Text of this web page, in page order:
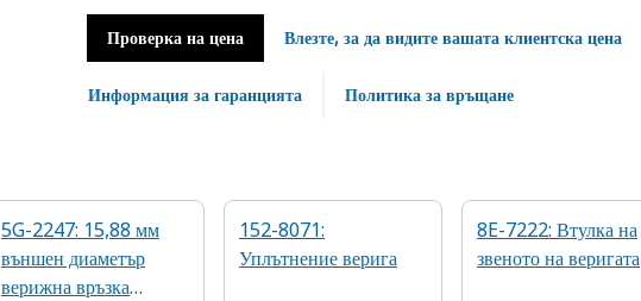
Проверка на цена Влезте, за да видите вашата клиентска цена
Информация за гаранцията Политика за връщане
5G-2247: 15,88 мм
външен диаметър
верижна връзка
152-8071:
Уплътнение верига
8E-7222: Втулка на
звеното на веригата